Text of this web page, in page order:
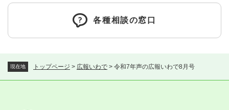
現在地 トップページ > 広報いわで > 令和7年声の広報いわで8月号
各種相談の窓口